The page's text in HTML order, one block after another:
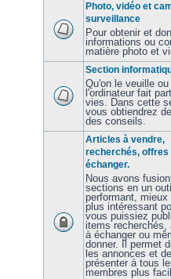
Photo, vidéo et
surveillance
Pour obtenir et
informations ou
matière photo et
Section
Qu'on le veuille ou
l'ordinateur fait
vies. Dans cette
vous obtiendrez
des conseils.
Articles à vendre,
recherchés, offres
échanger.
Nous avons
sections en un
performant, mieux
plus intéressant
vous puissiez
items recherchés,
à échanger ou
donner. Il permet
les annonces et
présenter à tous
membres plus